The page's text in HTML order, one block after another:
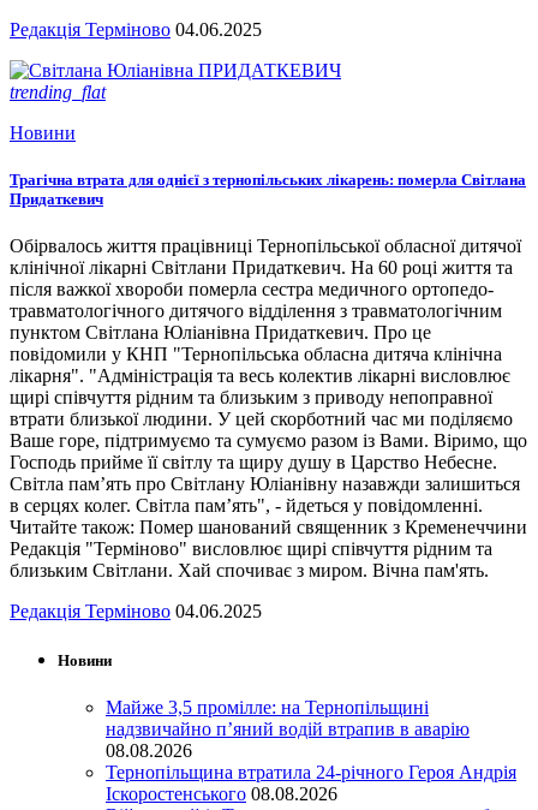
Редакція Терміново 04.06.2025
trending_flat
Новини
Трагічна втрата для однієї з тернопільських лікарень: померла Світлана
Придаткевич
Обірвалось життя працівниці Тернопільської обласної дитячої
клінічної лікарні Світлани Придаткевич. На 60 році життя та
після важкої хвороби померла сестра медичного ортопедо-
травматологічного дитячого відділення з травматологічним
пунктом Світлана Юліанівна Придаткевич. Про це
повідомили у КНП "Тернопільська обласна дитяча клінічна
лікарня". "Адміністрація та весь колектив лікарні висловлює
щирі співчуття рідним та близьким з приводу непоправної
втрати близької людини. У цей скорботний час ми поділяємо
Ваше горе, підтримуємо та сумуємо разом із Вами. Віримо, що
Господь прийме її світлу та щиру душу в Царство Небесне.
Світла пам’ять про Світлану Юліанівну назавжди залишиться
в серцях колег. Світла пам’ять", - йдеться у повідомленні.
Читайте також: Помер шанований священник з Кременеччини
Редакція "Терміново" висловлює щирі співчуття рідним та
близьким Світлани. Хай спочиває з миром. Вічна пам'ять.
Редакція Терміново 04.06.2025
Новини
Майже 3,5 промілле: на Тернопільщині
надзвичайно п’яний водій втрапив в аварію
08.08.2026
Тернопільщина втратила 24-річного Героя Андрія
Іскоростенського 08.08.2026